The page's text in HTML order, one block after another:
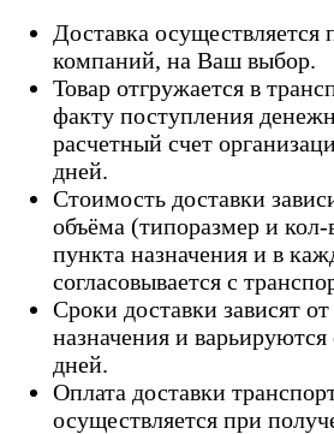
Доставка
компаний, на Ваш выбор.
Товар отгружается в
факту поступления
расчетный счет
дней.
Стоимость доставки
объёма (типоразмер и кол-
пункта назначения и в
согласовывается с
Сроки доставки зависят
назначения и
дней.
Оплата доставки
осуществляется при